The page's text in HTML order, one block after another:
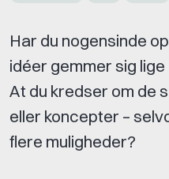
Har du nogensinde
idéer gemmer sig
At du kredser om de
eller koncepter –
flere muligheder?